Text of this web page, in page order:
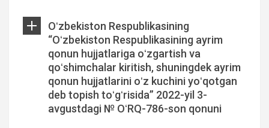
Oʻzbekiston Respublikasining
“Oʻzbekiston Respublikasining ayrim
qonun hujjatlariga oʻzgartish va
qoʻshimchalar kiritish, shuningdek ayrim
qonun hujjatlarini oʻz kuchini yoʻqotgan
deb topish toʻgʻrisida” 2022-yil 3-
avgustdagi № OʻRQ-786-son qonuni